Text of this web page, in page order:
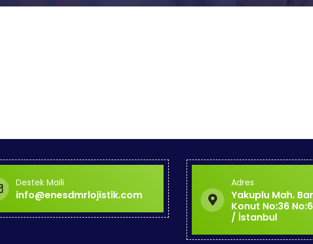
Destek Maili
info@enesdmrlojistik.com
Adres
Yakuplu Mah.
Konut No:36
/ İstanbul